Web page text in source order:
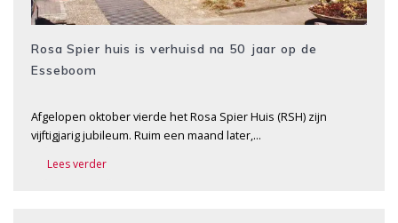
Rosa Spier huis is verhuisd na 50 jaar op de
Esseboom
Afgelopen oktober vierde het Rosa Spier Huis (RSH) zijn
vijftigjarig jubileum. Ruim een maand later,…
Lees verder